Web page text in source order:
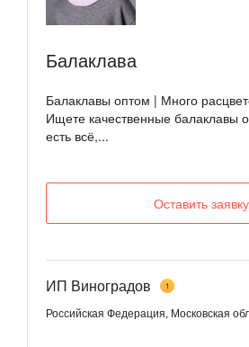
Балаклава
Балаклавы оптом | Много
Ищете качественные балаклавы
есть всё,...
Оставить заявку
ИП Виноградов 1
Российская Федерация, Московская